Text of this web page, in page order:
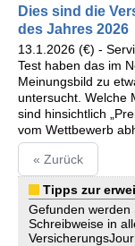
Dies sind die
des Jahres 2026
13.1.2026 (€) -
Test haben das im
Meinungsbild zu
untersucht. Welche
sind hinsichtlich
vom Wettbewerb
« Zurück
Tipps zur
Gefunden werden
Schreibweise in